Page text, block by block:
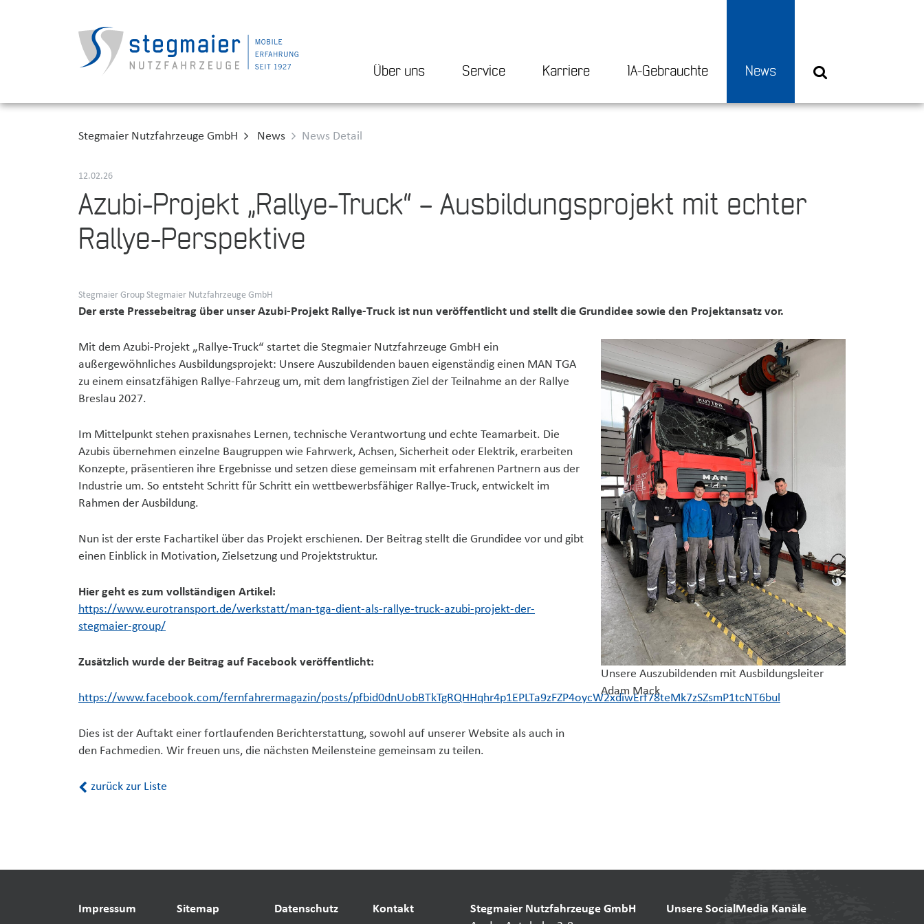
Über uns Service Karriere 1A-Gebrauchte News
Stegmaier Nutzfahrzeuge GmbH News News Detail
12.02.26
Azubi-Projekt „Rallye-Truck“ – Ausbildungsprojekt mit echter
Rallye-Perspektive
Stegmaier Group Stegmaier Nutzfahrzeuge GmbH
Der erste Pressebeitrag über unser Azubi-Projekt Rallye-Truck ist nun veröffentlicht und stellt die Grundidee sowie den Projektansatz vor.
Mit dem Azubi-Projekt „Rallye-Truck“ startet die Stegmaier Nutzfahrzeuge GmbH ein
außergewöhnliches Ausbildungsprojekt: Unsere Auszubildenden bauen eigenständig einen MAN TGA
zu einem einsatzfähigen Rallye-Fahrzeug um, mit dem langfristigen Ziel der Teilnahme an der Rallye
Breslau 2027.
Im Mittelpunkt stehen praxisnahes Lernen, technische Verantwortung und echte Teamarbeit. Die
Azubis übernehmen einzelne Baugruppen wie Fahrwerk, Achsen, Sicherheit oder Elektrik, erarbeiten
Konzepte, präsentieren ihre Ergebnisse und setzen diese gemeinsam mit erfahrenen Partnern aus der
Industrie um. So entsteht Schritt für Schritt ein wettbewerbsfähiger Rallye-Truck, entwickelt im
Rahmen der Ausbildung.
Nun ist der erste Fachartikel über das Projekt erschienen. Der Beitrag stellt die Grundidee vor und gibt
einen Einblick in Motivation, Zielsetzung und Projektstruktur.
Hier geht es zum vollständigen Artikel:
https://www.eurotransport.de/werkstatt/man-tga-dient-als-rallye-truck-azubi-projekt-der-
stegmaier-group/
Zusätzlich wurde der Beitrag auf Facebook veröffentlicht:
https://www.facebook.com/fernfahrermagazin/posts/pfbid0dnUobBTkTgRQHHqhr4p1EPLTa9zFZP4oycW2xdiwErf78teMk7zSZsmP1tcNT6bul
Dies ist der Auftakt einer fortlaufenden Berichterstattung, sowohl auf unserer Website als auch in
den Fachmedien. Wir freuen uns, die nächsten Meilensteine gemeinsam zu teilen.
Unsere Auszubildenden mit Ausbildungsleiter
Adam Mack
zurück zur Liste
Impressum Sitemap Datenschutz Kontakt
Stegmaier Nutzfahrzeuge GmbH
Unsere SocialMedia Kanäle